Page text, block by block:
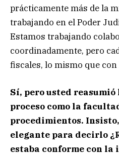
prácticamente más de la
trabajando en el Poder
Estamos trabajando
coordinadamente, pero
fiscales, lo mismo que con
Sí, pero usted
proceso como la
procedimientos.
elegante para decirlo
estaba conforme con